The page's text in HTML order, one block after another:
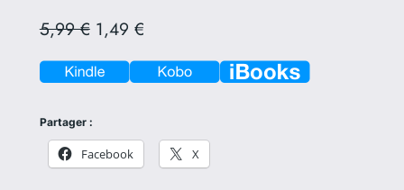
5,99 €1,49 €
Partager :
Facebook X